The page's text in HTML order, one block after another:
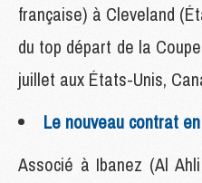
française) à Cleveland
du top départ de la
juillet aux États-Unis,
Le nouveau contrat
Associé à Ibanez (Al